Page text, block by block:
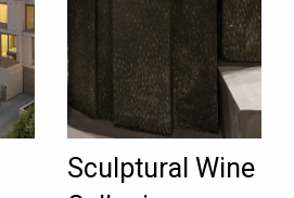
Sculptural Wine